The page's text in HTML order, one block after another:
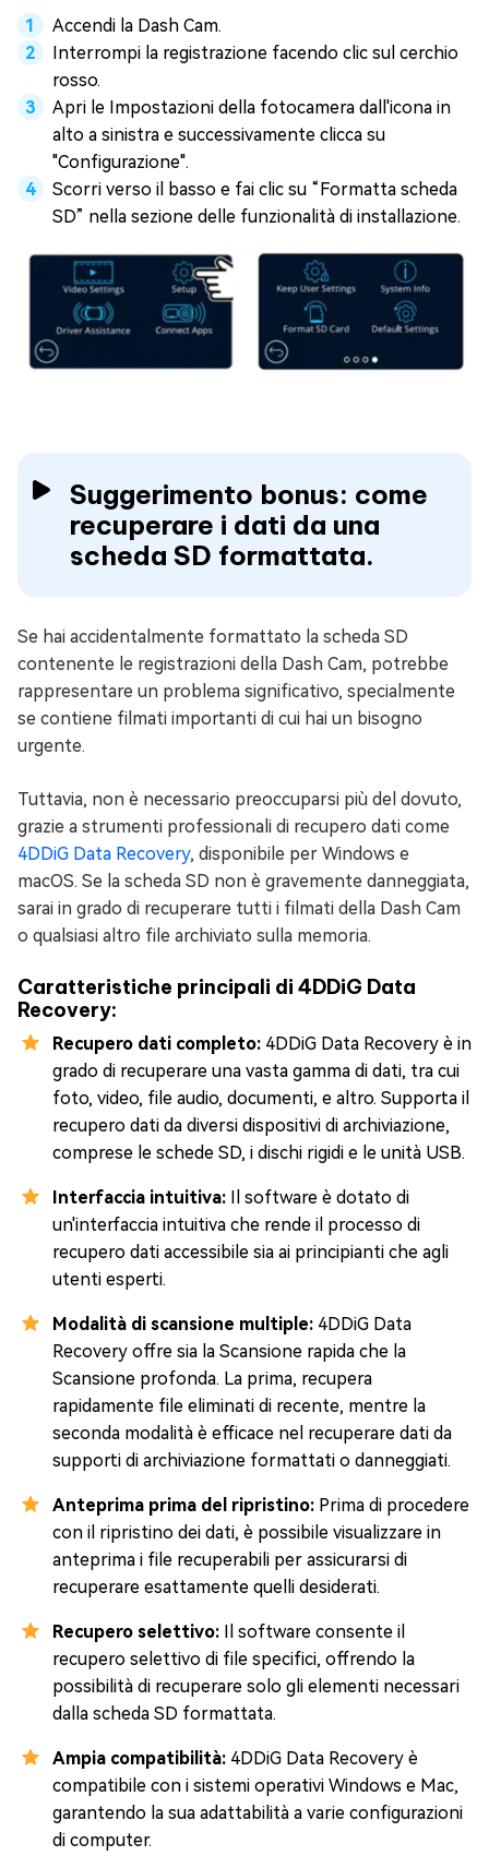
Accendi la Dash Cam.
Interrompi la registrazione facendo clic sul cerchio
rosso.
Apri le Impostazioni della fotocamera dall'icona in
alto a sinistra e successivamente clicca su
"Configurazione".
Scorri verso il basso e fai clic su “Formatta scheda
SD” nella sezione delle funzionalità di installazione.
Suggerimento bonus: come
recuperare i dati da una
scheda SD formattata.
Se hai accidentalmente formattato la scheda SD
contenente le registrazioni della Dash Cam, potrebbe
rappresentare un problema significativo, specialmente
se contiene filmati importanti di cui hai un bisogno
urgente.
Tuttavia, non è necessario preoccuparsi più del dovuto,
grazie a strumenti professionali di recupero dati come
4DDiG Data Recovery, disponibile per Windows e
macOS. Se la scheda SD non è gravemente danneggiata,
sarai in grado di recuperare tutti i filmati della Dash Cam
o qualsiasi altro file archiviato sulla memoria.
Caratteristiche principali di 4DDiG Data
Recovery:
Recupero dati completo: 4DDiG Data Recovery è in
grado di recuperare una vasta gamma di dati, tra cui
foto, video, file audio, documenti, e altro. Supporta il
recupero dati da diversi dispositivi di archiviazione,
comprese le schede SD, i dischi rigidi e le unità USB.
Interfaccia intuitiva: Il software è dotato di
un'interfaccia intuitiva che rende il processo di
recupero dati accessibile sia ai principianti che agli
utenti esperti.
Modalità di scansione multiple: 4DDiG Data
Recovery offre sia la Scansione rapida che la
Scansione profonda. La prima, recupera
rapidamente file eliminati di recente, mentre la
seconda modalità è efficace nel recuperare dati da
supporti di archiviazione formattati o danneggiati.
Anteprima prima del ripristino: Prima di procedere
con il ripristino dei dati, è possibile visualizzare in
anteprima i file recuperabili per assicurarsi di
recuperare esattamente quelli desiderati.
Recupero selettivo: Il software consente il
recupero selettivo di file specifici, offrendo la
possibilità di recuperare solo gli elementi necessari
dalla scheda SD formattata.
Ampia compatibilità: 4DDiG Data Recovery è
compatibile con i sistemi operativi Windows e Mac,
garantendo la sua adattabilità a varie configurazioni
di computer.